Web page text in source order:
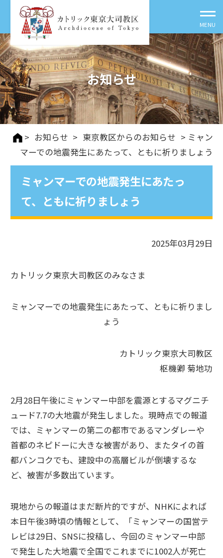
お知らせ
> お知らせ > 東京教区からのお知らせ > ミャン
マーでの地震発生にあたって、ともに祈りましょう
ミャンマーでの地震発生にあたっ
て、ともに祈りましょう
2025年03月29日
カトリック東京大司教区のみなさま
ミャンマーでの地震発生にあたって、ともに祈りまし
ょう
カトリック東京大司教区
枢機卿 菊地功
2月28日午後にミャンマー中部を震源とするマグニチ
ュード7.7の大地震が発生しました。現時点での報道
では、ミャンマーの第二の都市であるマンダレーや
首都のネピドーに大きな被害があり、またタイの首
都バンコクでも、建設中の高層ビルが倒壊するな
ど、被害が多数出ています。
現地からの報道はまだ断片的ですが、NHKによれば
本日午後3時頃の情報として、「ミャンマーの国営テ
レビは29日、SNSに投稿し、今回のミャンマー中部
で発生した大地震で全国でこれまでに1002人が死亡